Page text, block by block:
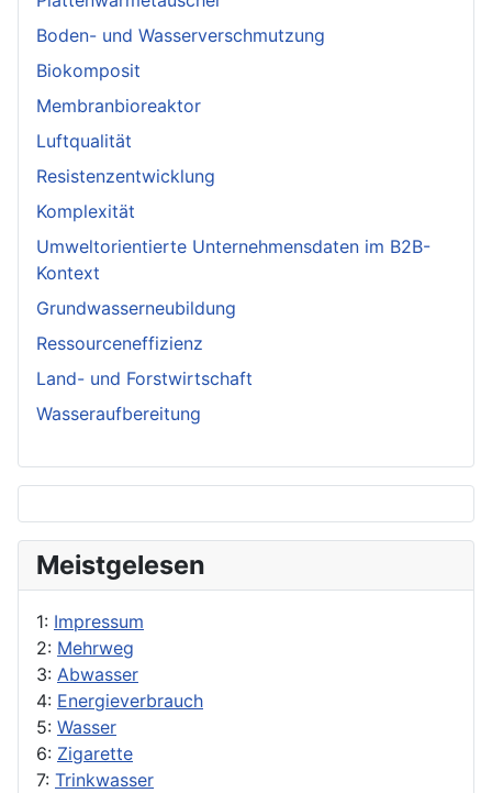
Boden- und Wasserverschmutzung
Biokomposit
Membranbioreaktor
Luftqualität
Resistenzentwicklung
Komplexität
Umweltorientierte Unternehmensdaten im B2B-
Kontext
Grundwasserneubildung
Ressourceneffizienz
Land- und Forstwirtschaft
Wasseraufbereitung
Meistgelesen
1: Impressum
2: Mehrweg
3: Abwasser
4: Energieverbrauch
5: Wasser
6: Zigarette
7: Trinkwasser